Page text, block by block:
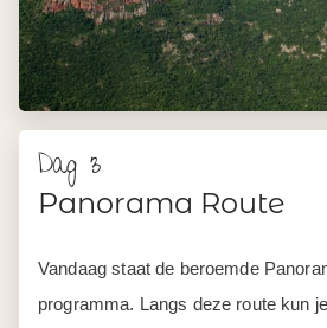
Dag 3
Panorama Route
Vandaag staat de beroemde
programma. Langs deze route kun